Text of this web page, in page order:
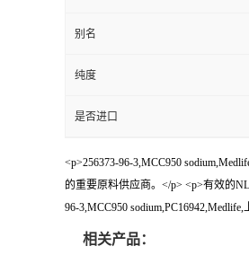
别名
纯度
是否进口
<p>256373-96-3,MCC950
的重要原料供应商。</p> <p>有效的
96-3,MCC950
相关产品：